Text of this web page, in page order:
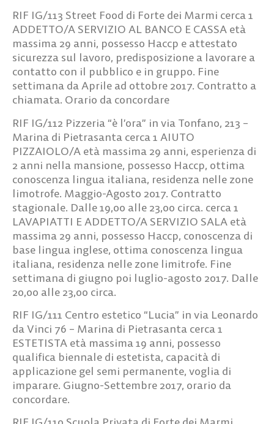
RIF IG/113 Street Food di Forte dei Marmi cerca1
ADDETTO/A SERVIZIO AL BANCO E CASSA età
massima 29 anni, possesso Haccp e attestato
sicurezza sul lavoro, predisposizione a lavorare a
contatto con il pubblico e in gruppo. Fine
settimana da Aprile ad ottobre 2017. Contratto a
chiamata. Orario da concordare
RIF IG/112 Pizzeria “è l’ora” in via Tonfano, 213 –
Marina di Pietrasanta cerca 1 AIUTO
PIZZAIOLO/A età massima 29 anni, esperienza di
2 anni nella mansione, possesso Haccp, ottima
conoscenza lingua italiana, residenza nelle zone
limotrofe. Maggio-Agosto 2017. Contratto
stagionale. Dalle 19,00 alle 23,00 circa. cerca 1
LAVAPIATTI E ADDETTO/A SERVIZIO SALA età
massima 29 anni, possesso Haccp, conoscenza di
base lingua inglese, ottima conoscenza lingua
italiana, residenza nelle zone limitrofe. Fine
settimana di giugno poi luglio-agosto 2017. Dalle
20,00 alle 23,00 circa.
RIF IG/111 Centro estetico “Lucia” in via Leonardo
da Vinci 76 – Marina di Pietrasanta cerca1
ESTETISTA età massima 19 anni, possesso
qualifica biennale di estetista, capacità di
applicazione gel semi permanente, voglia di
imparare. Giugno-Settembre 2017, orario da
concordare.